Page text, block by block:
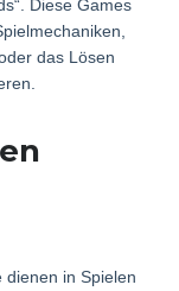
Diese Games
das Lösen
dienen in Spielen